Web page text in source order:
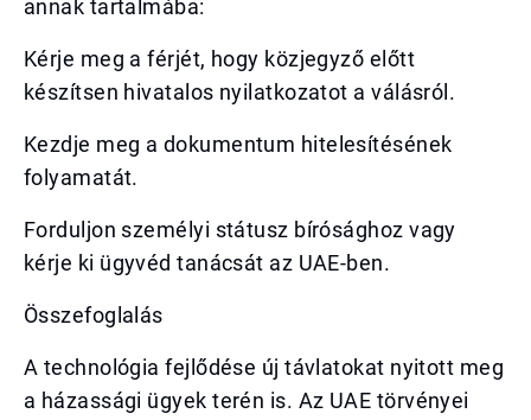
annak tartalmába:
Kérje meg a férjét, hogy közjegyző előtt
készítsen hivatalos nyilatkozatot a válásról.
Kezdje meg a dokumentum hitelesítésének
folyamatát.
Forduljon személyi státusz bírósághoz vagy
kérje ki ügyvéd tanácsát az UAE-ben.
Összefoglalás
A technológia fejlődése új távlatokat nyitott meg
a házassági ügyek terén is. Az UAE törvényei